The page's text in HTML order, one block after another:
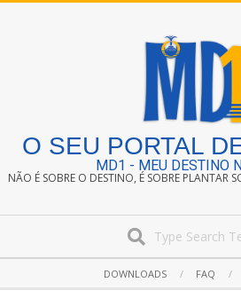
O SEU PORTAL
MD1 - MEU DESTINO
NÃO É SOBRE O DESTINO, É SOBRE PLANTAR
Navigation
DOWNLOADS FAQ